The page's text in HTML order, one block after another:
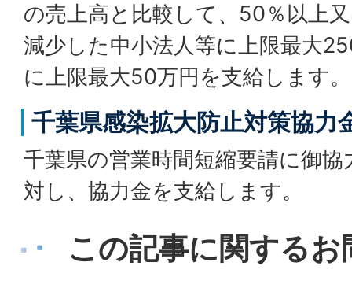
の売上高と比較して、50％以上
減少した中小法人等に上限最大
に上限最大50万円を支給します。
千葉県感染拡大防止対策協力
千葉県の営業時間短縮要請に御
対し、協力金を支給します。
この記事に関する